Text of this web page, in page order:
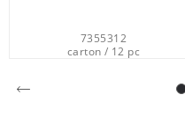
7396012
carton / 12 pc